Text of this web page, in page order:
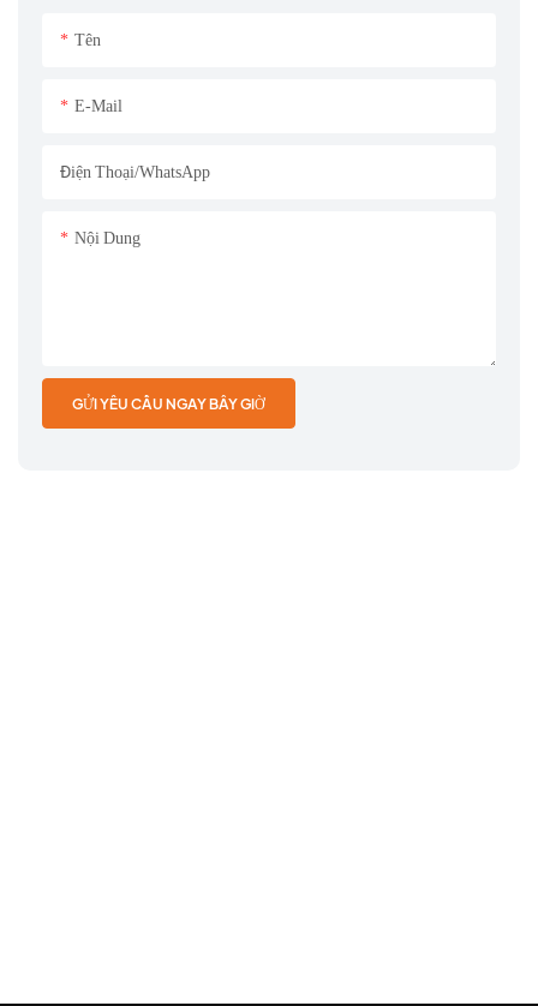
Tên
E-Mail
Điện Thoại/whatsApp
Nội Dung
GỬI YÊU CẦU NGAY BÂY GIỜ